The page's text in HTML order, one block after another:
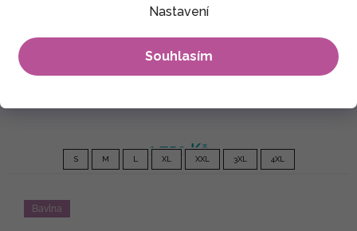
Nastavení
Souhlasím
1 750 Kč
S M L XL XXL 3XL 4XL
Bavlna